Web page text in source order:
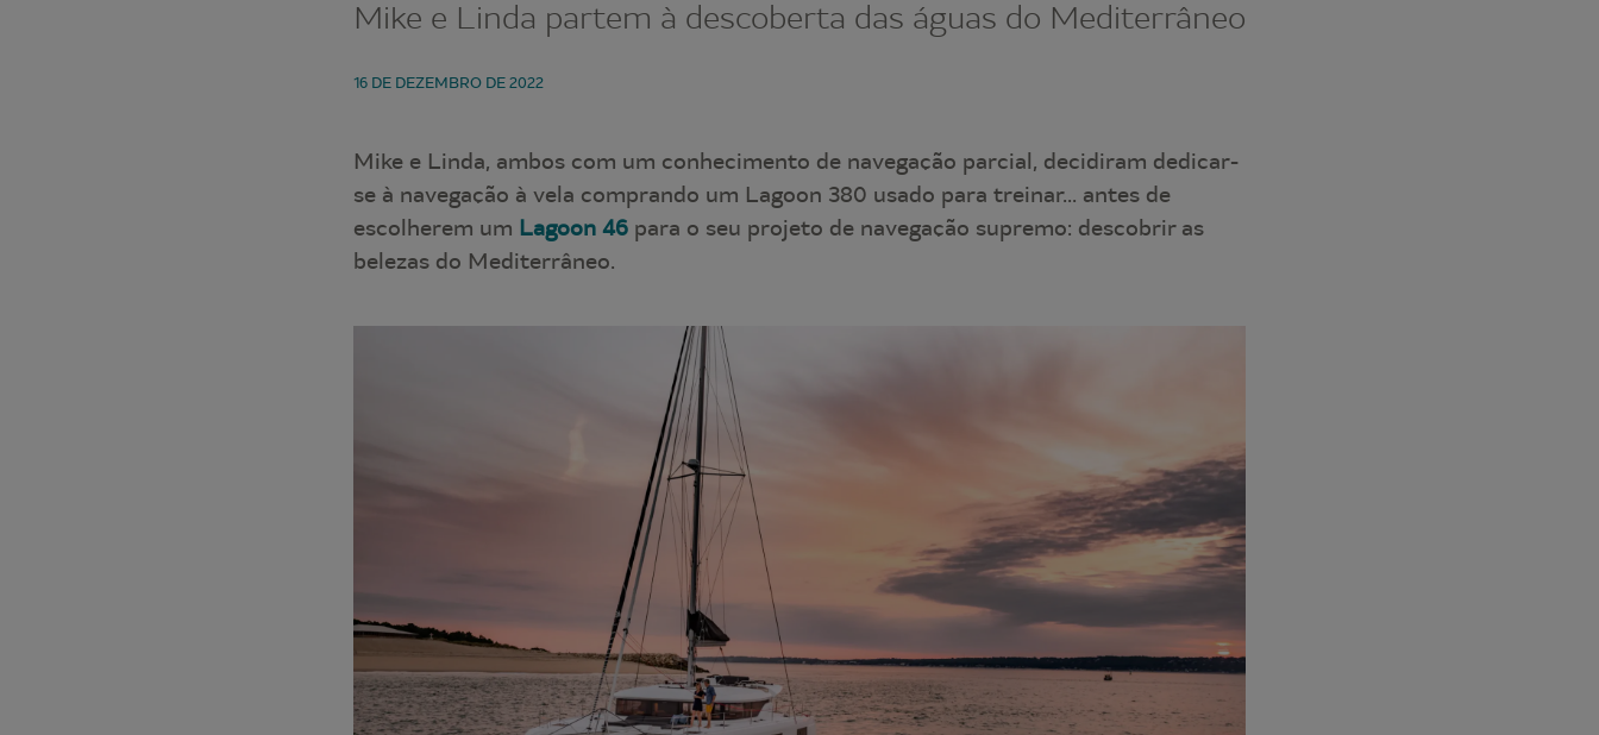
Mike e Linda partem à descoberta das águas do Mediterrâneo
16 DE DEZEMBRO DE 2022
Mike e Linda, ambos com um conhecimento de navegação parcial, decidiram dedicar-
se à navegação à vela comprando um Lagoon 380 usado para treinar... antes de
escolherem um Lagoon 46 para o seu projeto de navegação supremo: descobrir as
belezas do Mediterrâneo.